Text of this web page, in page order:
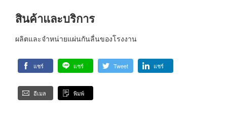
สินค้าและบริการ
ผลิตและจำหน่ายแผ่นกันลื่นของโรงงาน
แชร์ แชร์ Tweet แชร์
อีเมล พิมพ์